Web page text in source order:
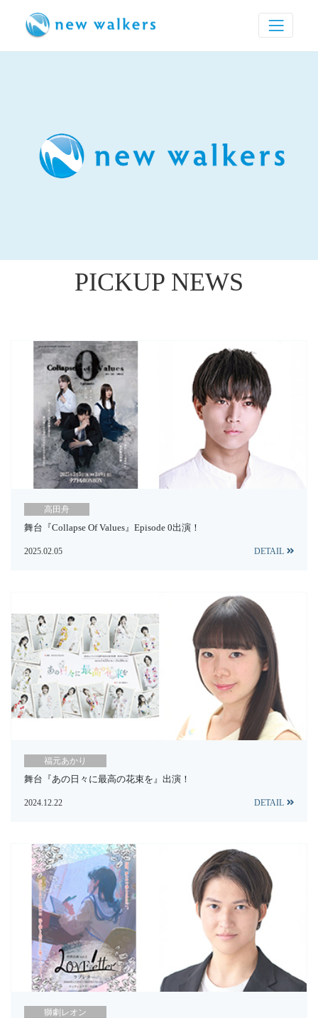
PICKUP NEWS
高田舟
舞台『Collapse Of Values』Episode 0出演！
2025.02.05 DETAIL
福元あかり
舞台『あの日々に最高の花束を』出演！
2024.12.22 DETAIL
獅劇レオン